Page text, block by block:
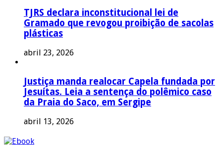
TJRS declara inconstitucional lei de
Gramado que revogou proibição de sacolas
plásticas
abril 23, 2026
Justiça manda realocar Capela fundada por
Jesuítas. Leia a sentença do polêmico caso
da Praia do Saco, em Sergipe
abril 13, 2026